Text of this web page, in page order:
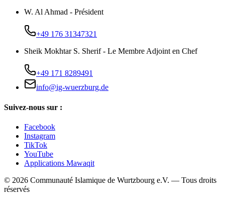
W. Al Ahmad - Président
+49 176 31347321
Sheik Mokhtar S. Sherif - Le Membre Adjoint en Chef
+49 171 8289491
info@ig-wuerzburg.de
Suivez-nous sur :
Facebook
Instagram
TikTok
YouTube
Applications Mawaqit
© 2026 Communauté Islamique de Wurtzbourg e.V. — Tous droits
réservés